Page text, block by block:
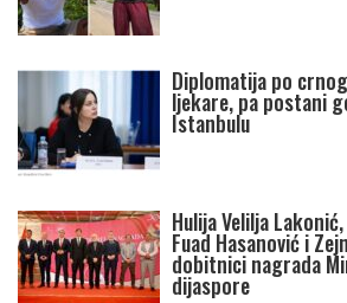
Diplomatija po
ljekare, pa postani
Istanbulu
Hulija Velilja
Fuad Hasanović i
dobitnici nagrada
dijaspore